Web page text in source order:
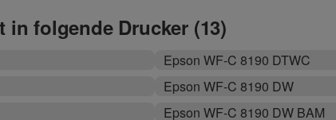
in folgende Drucker (13)
Epson WF-C 8190 DTWC
Epson WF-C 8190 DW
Epson WF-C 8190 DW BAM